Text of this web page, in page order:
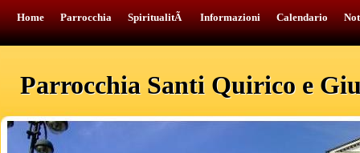
Home Parrocchia SpiritualitÃ Informazioni Calendario
Parrocchia Santi Quirico e